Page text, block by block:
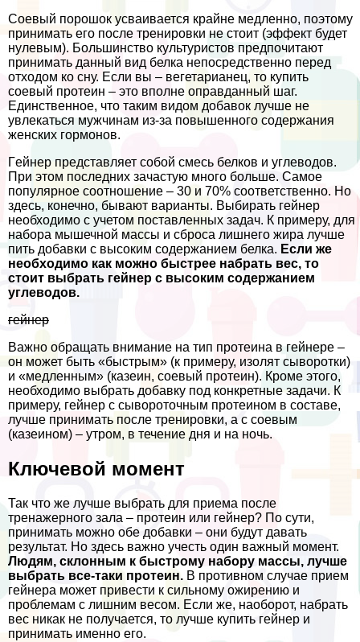
Соевый порошок усваивается крайне медленно, поэтому
принимать его после тренировки не стоит (эффект будет
нулевым). Большинство культуристов предпочитают
принимать данный вид белка непосредственно перед
отходом ко сну. Если вы – вегетарианец, то купить
соевый протеин – это вполне оправданный шаг.
Единственное, что таким видом добавок лучше не
увлекаться мужчинам из-за повышенного содержания
женских гормонов.
Гeйнер представляет собой смесь белков и углеводов.
При этом последних зачастую много больше. Самое
популярное соотношение – 30 и 70% соответственно. Но
здесь, конечно, бывают варианты. Выбирать гeйнер
необходимо с учетом поставленных задач. К примеру, для
набора мышечной массы и сброса лишнего жира лучше
пить добавки с высоким содержанием белка. Если же
необходимо как можно быстрее набрать вес, то
стоит выбрать гeйнер с высоким содержанием
углеводов.
гeйнер
Важно обращать внимание на тип протеина в гeйнере –
он может быть «быстрым» (к примеру, изолят сыворотки)
и «медленным» (казеин, соевый протеин). Кроме этого,
необходимо выбрать добавку под конкретные задачи. К
примеру, гeйнер с сывороточным протеином в составе,
лучше принимать после тренировки, а с соевым
(казеином) – утром, в течение дня и на ночь.
Ключевой момент
Так что же лучше выбрать для приема после
тренажерного зала – протеин или гeйнер? По сути,
принимать можно обе добавки – они будут давать
результат. Но здесь важно учесть один важный момент.
Людям, склонным к быстрому набору массы, лучше
выбрать все-таки протеин. В противном случае прием
гeйнера может привести к сильному ожирению и
проблемам с лишним весом. Если же, наоборот, набрать
вес никак не получается, то лучше купить гeйнер и
принимать именно его.